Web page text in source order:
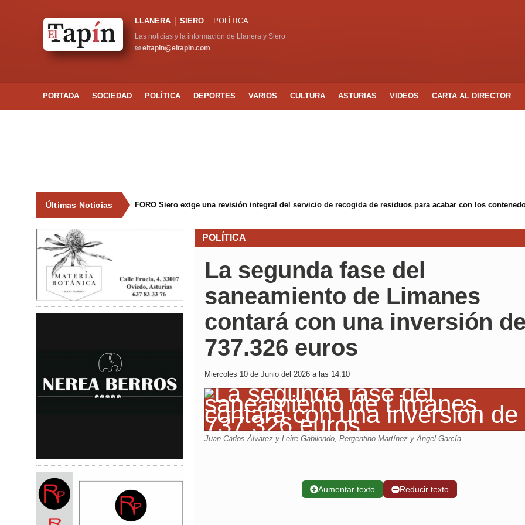
LLANERA SIERO POLÍTICA
Las noticias y la información de Llanera y Siero
✉ eltapin@eltapin.com
PORTADA SOCIEDAD POLÍTICA DEPORTES VARIOS CULTURA ASTURIAS VIDEOS CARTA AL DIRECTOR
Últimas Noticias FORO Siero exige una revisión integral del servicio de recogida de residuos para acabar con los
POLÍTICA
La segunda fase del
saneamiento de Limanes
contará con una inversión
737.326 euros
Miercoles 10 de Junio del 2026 a las 14:10
Juan Carlos Álvarez y Leire Gabilondo, Pergentino Martínez y Ángel García
➕Aumentar texto ➖Reducir texto